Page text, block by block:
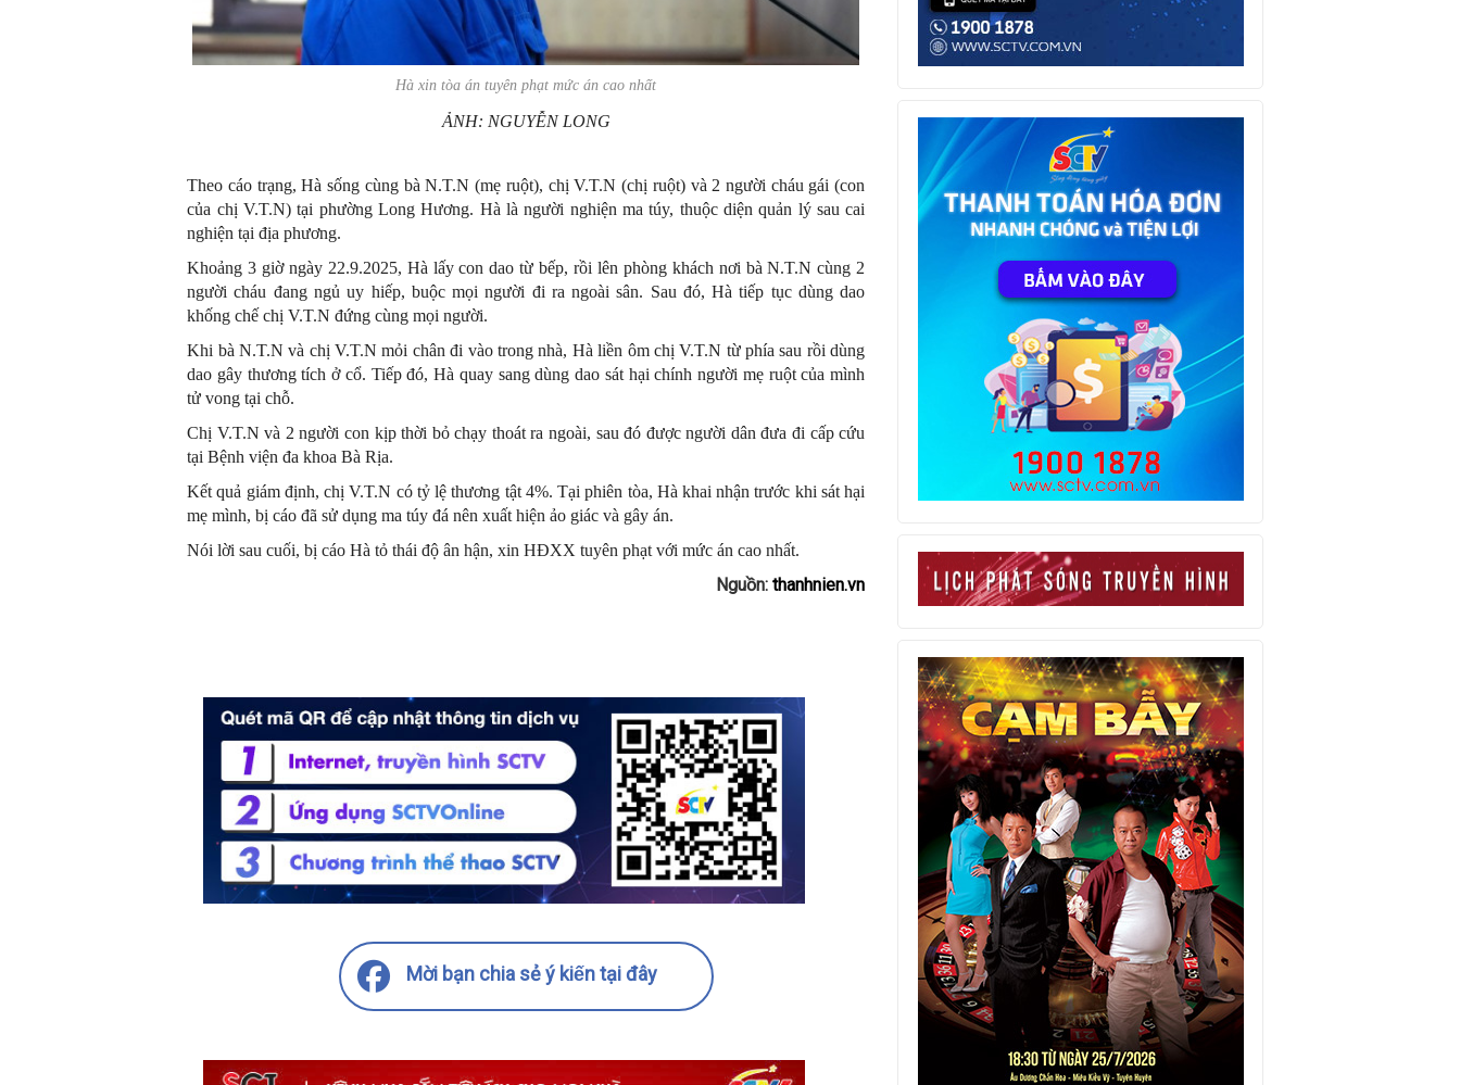
Hà xin tòa án tuyên phạt mức án cao nhất
ẢNH: NGUYỄN LONG
Theo cáo trạng, Hà sống cùng bà N.T.N (mẹ ruột), chị V.T.N (chị ruột) và 2 người cháu gái (con
của chị V.T.N) tại phường Long Hương. Hà là người nghiện ma túy, thuộc diện quản lý sau cai
nghiện tại địa phương.
Khoảng 3 giờ ngày 22.9.2025, Hà lấy con dao từ bếp, rồi lên phòng khách nơi bà N.T.N cùng 2
người cháu đang ngủ uy hiếp, buộc mọi người đi ra ngoài sân. Sau đó, Hà tiếp tục dùng dao
khống chế chị V.T.N đứng cùng mọi người.
Khi bà N.T.N và chị V.T.N mỏi chân đi vào trong nhà, Hà liền ôm chị V.T.N từ phía sau rồi dùng
dao gây thương tích ở cổ. Tiếp đó, Hà quay sang dùng dao sát hại chính người mẹ ruột của mình
tử vong tại chỗ.
Chị V.T.N và 2 người con kịp thời bỏ chạy thoát ra ngoài, sau đó được người dân đưa đi cấp cứu
tại Bệnh viện đa khoa Bà Rịa.
Kết quả giám định, chị V.T.N có tỷlệ thương tật 4%. Tại phiên tòa, Hà khai nhận trước khi sát hại
mẹ mình, bị cáo đã sử dụng ma túy đá nên xuất hiện ảo giác và gây án.
Nói lời sau cuối, bị cáo Hà tỏ thái độ ân hận, xin HĐXX tuyên phạt với mức án cao nhất.
Nguồn:thanhnien.vn
Mời bạn chia sẻ ý kiến tại đây